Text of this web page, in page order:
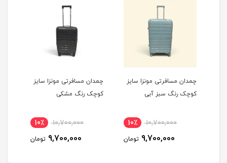
چمدان مسافرتی مونزا سایز
کوچک رنگ سبز آبی
10,700,000 10٪
9,700,000 تومان
چمدان مسافرتی مونزا سایز
کوچک رنگ مشکی
10,700,000 10٪
9,700,000 تومان